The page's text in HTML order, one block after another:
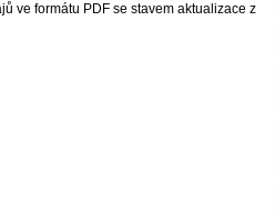
ve formátu PDF se stavem aktualizace z